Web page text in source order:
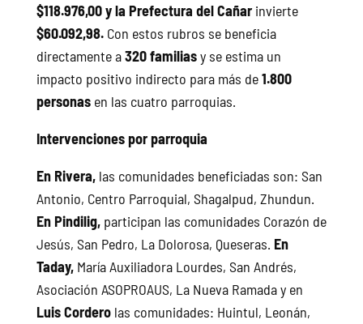
$118.976,00 y la Prefectura del Cañarinvierte
$60.092,98. Con estos rubros se beneficia
directamente a320 familiasy se estima un
impacto positivo indirecto para más de1.800
personasen las cuatro parroquias.
Intervenciones por parroquia
En Rivera, las comunidades beneficiadas son: San
Antonio, Centro Parroquial, Shagalpud, Zhundun.
En Pindilig, participan las comunidades Corazón de
Jesús, San Pedro, La Dolorosa, Queseras. En
Taday, María Auxiliadora Lourdes, San Andrés,
Asociación ASOPROAUS, La Nueva Ramada y en
Luis Corderolas comunidades: Huintul, Leonán,